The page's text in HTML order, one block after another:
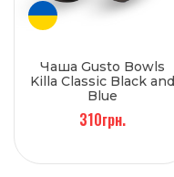
Чаша Gusto Bowls
Killa Classic Black and
Blue
310грн.